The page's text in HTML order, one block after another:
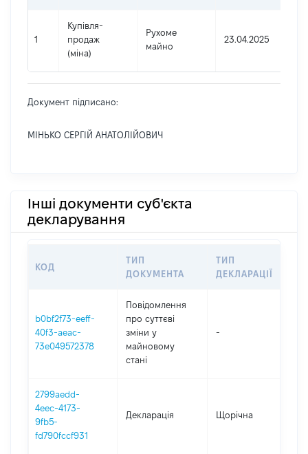
1
Купівля-
продаж
(міна)
Рухоме
майно
23.04.2025
Документ підписано:
МІНЬКО СЕРГІЙ АНАТОЛІЙОВИЧ
Інші документи суб'єкта
декларування
КОД
ТИП
ДОКУМЕНТА
ТИП
ДЕКЛАРАЦІЇ
b0bf2f73-eeff-
40f3-aeac-
73e049572378
Повідомлення
про суттєві
зміни y
майновому
стані
-
2799aedd-
4eec-4173-
9fb5-
fd790fccf931
Декларація Щорічна